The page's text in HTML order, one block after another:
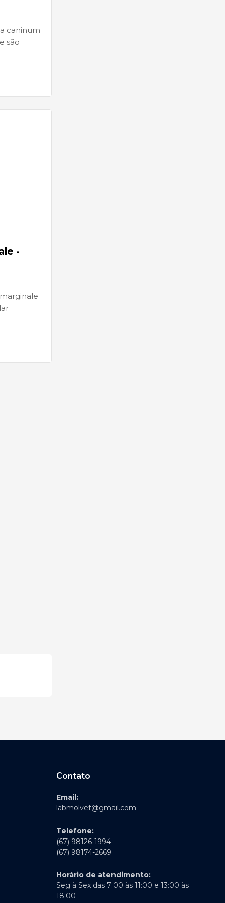
caninum
são
-
Contato
Email:
labmolvet@gmail.com
Telefone:
(67) 98126-1994
(67) 98174-2669
Horário de atendimento:
Seg à Sex das 7:00 às 11:00 e 13:00 às
18:00